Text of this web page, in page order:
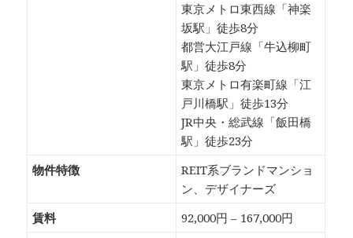
東京メトロ東西線「神楽
坂駅」徒歩8分
都営大江戸線「牛込柳町
駅」徒歩8分
東京メトロ有楽町線「江
戸川橋駅」徒歩13分
JR中央・総武線「飯田橋
駅」徒歩23分
物件特徴
REIT系ブランドマンショ
ン、デザイナーズ
賃料
92,000円 – 167,000円